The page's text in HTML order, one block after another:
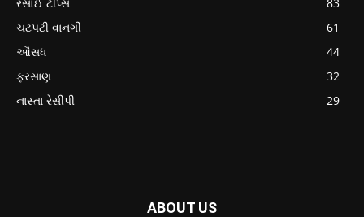
ચટપટી વાનગી
61
ઔસધ
44
ફરસાણ
32
નાસ્તા રેસીપી
29
ABOUT US